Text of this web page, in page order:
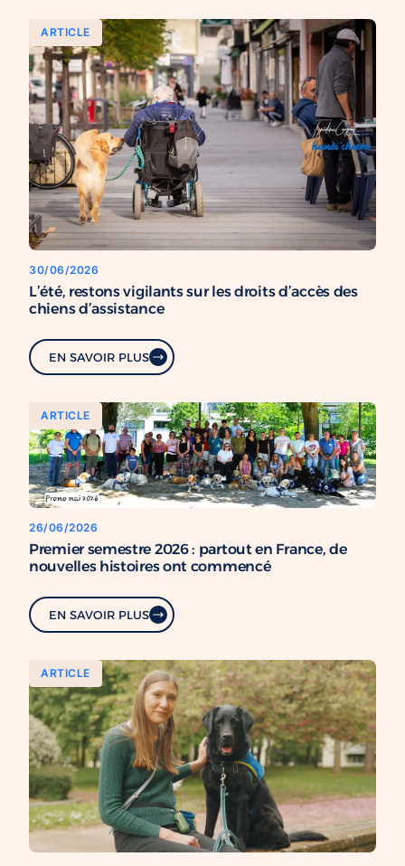
ARTICLE
30/06/2026
L’été, restons vigilants sur les droits d’accès des
chiens d’assistance
EN SAVOIR PLUS
ARTICLE
26/06/2026
Premier semestre 2026 : partout en France, de
nouvelles histoires ont commencé
EN SAVOIR PLUS
ARTICLE